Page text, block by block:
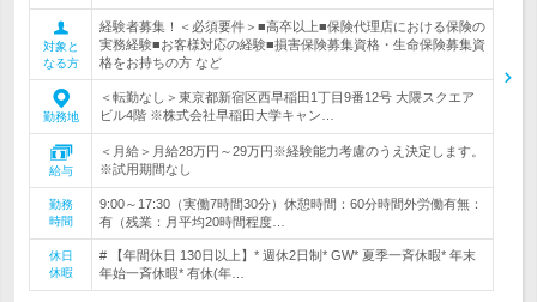
対象と
なる方
経験者募集！＜必須要件＞■高卒以上■保険代理店における保険の
実務経験■お客様対応の経験■損害保険募集資格・生命保険募集資
格をお持ちの方 など
勤務地
＜転勤なし＞東京都新宿区西早稲田1丁目9番12号 大隈スクエア
ビル4階 ※株式会社早稲田大学キャン…
給与
＜月給＞月給28万円～29万円※経験能力考慮のうえ決定します。
※試用期間なし
勤務
時間
9:00～17:30（実働7時間30分）休憩時間：60分時間外労働有無：
有（残業：月平均20時間程度…
休日
休暇
# 【年間休日 130日以上】* 週休2日制* GW* 夏季一斉休暇* 年末
年始一斉休暇* 有休(年…